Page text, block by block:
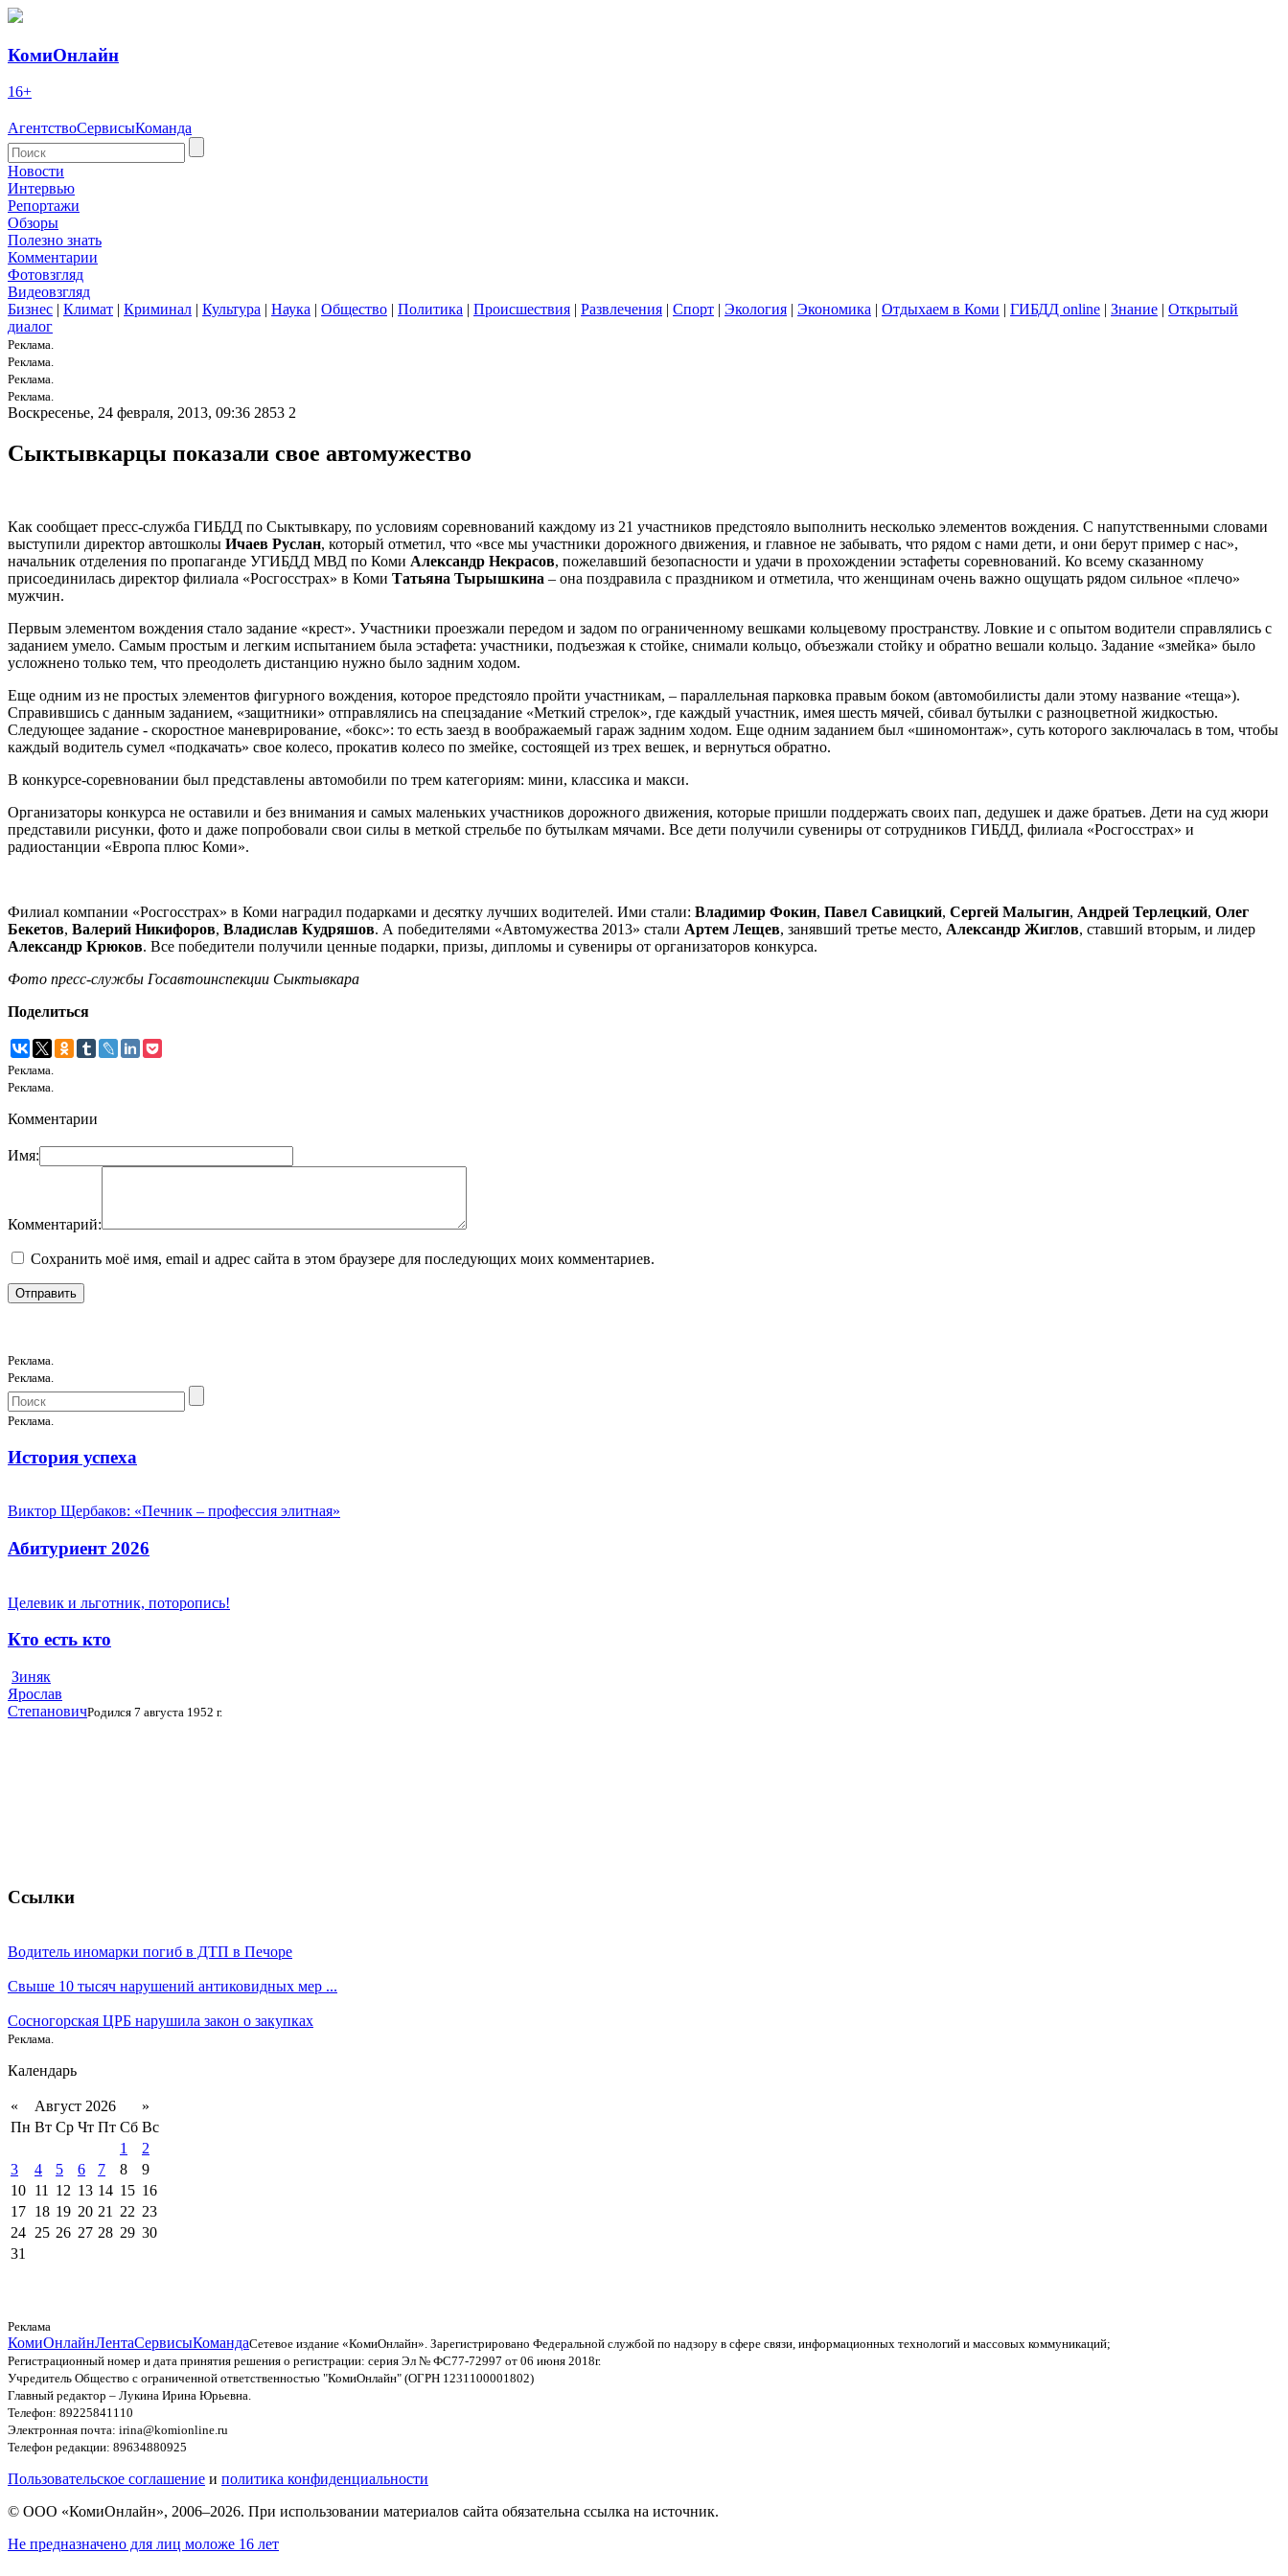
КомиОнлайн
16+
АгентствоСервисыКоманда
Новости
Интервью
Репортажи
Обзоры
Полезно знать
Комментарии
Фотовзгляд
Видеовзгляд
Бизнес | Климат | Криминал | Культура | Наука | Общество | Политика | Происшествия | Развлечения | Спорт | Экология | Экономика | Отдыхаем в Коми | ГИБДД online | Знание | Открытый
диалог
Реклама.
Реклама.
Реклама.
Реклама.
Воскресенье, 24 февраля, 2013, 09:36 2853 2
Сыктывкарцы показали свое автомужество
Как сообщает пресс-служба ГИБДД по Сыктывкару, по условиям соревнований каждому из 21 участников предстояло выполнить несколько элементов вождения. С напутственными словами
выступили директор автошколы Ичаев Руслан, который отметил, что «все мы участники дорожного движения, и главное не забывать, что рядом с нами дети, и они берут пример с нас»,
начальник отделения по пропаганде УГИБДД МВД по Коми Александр Некрасов, пожелавший безопасности и удачи в прохождении эстафеты соревнований. Ко всему сказанному
присоединилась директор филиала «Росгосстрах» в Коми Татьяна Тырышкина – она поздравила с праздником и отметила, что женщинам очень важно ощущать рядом сильное «плечо»
мужчин.
Первым элементом вождения стало задание «крест». Участники проезжали передом и задом по ограниченному вешками кольцевому пространству. Ловкие и с опытом водители справлялись с
заданием умело. Самым простым и легким испытанием была эстафета: участники, подъезжая к стойке, снимали кольцо, объезжали стойку и обратно вешали кольцо. Задание «змейка» было
усложнено только тем, что преодолеть дистанцию нужно было задним ходом.
Еще одним из не простых элементов фигурного вождения, которое предстояло пройти участникам, – параллельная парковка правым боком (автомобилисты дали этому название «теща»).
Справившись с данным заданием, «защитники» отправлялись на спецзадание «Меткий стрелок», где каждый участник, имея шесть мячей, сбивал бутылки с разноцветной жидкостью.
Следующее задание - скоростное маневрирование, «бокс»: то есть заезд в воображаемый гараж задним ходом. Еще одним заданием был «шиномонтаж», суть которого заключалась в том, чтобы
каждый водитель сумел «подкачать» свое колесо, прокатив колесо по змейке, состоящей из трех вешек, и вернуться обратно.
В конкурсе-соревновании был представлены автомобили по трем категориям: мини, классика и макси.
Организаторы конкурса не оставили и без внимания и самых маленьких участников дорожного движения, которые пришли поддержать своих пап, дедушек и даже братьев. Дети на суд жюри
представили рисунки, фото и даже попробовали свои силы в меткой стрельбе по бутылкам мячами. Все дети получили сувениры от сотрудников ГИБДД, филиала «Росгосстрах» и
радиостанции «Европа плюс Коми».
Филиал компании «Росгосстрах» в Коми наградил подарками и десятку лучших водителей. Ими стали: Владимир Фокин, Павел Савицкий, Сергей Малыгин, Андрей Терлецкий, Олег
Бекетов, Валерий Никифоров, Владислав Кудряшов. А победителями «Автомужества 2013» стали Артем Лещев, занявший третье место, Александр Жиглов, ставший вторым, и лидер
Александр Крюков. Все победители получили ценные подарки, призы, дипломы и сувениры от организаторов конкурса.
Фото пресс-службы Госавтоинспекции Сыктывкара
Поделиться
Реклама.
Реклама.
Комментарии
Имя:
Комментарий:
Сохранить моё имя, email и адрес сайта в этом браузере для последующих моих комментариев.
Реклама.
Реклама.
Реклама.
История успеха
Виктор Щербаков: «Печник – профессия элитная»
Абитуриент 2026
Целевик и льготник, поторопись!
Кто есть кто
Зиняк
Ярослав
СтепановичРодился 7 августа 1952 г.
Ссылки
Водитель иномарки погиб в ДТП в Печоре
Свыше 10 тысяч нарушений антиковидных мер ...
Сосногорская ЦРБ нарушила закон о закупках
Реклама.
Календарь
« Август 2026
»
Пн Вт Ср Чт Пт Сб Вс
1
2
3
4 5 6 7 8
9
10 11 12 13 14 15 16
17 18 19 20 21 22 23
24 25 26 27 28 29 30
31
Реклама
КомиОнлайнЛентаСервисыКомандаСетевое издание «КомиОнлайн». Зарегистрировано Федеральной службой по надзору в сфере связи, информационных технологий и массовых коммуникаций;
Регистрационный номер и дата принятия решения о регистрации: серия Эл № ФС77-72997 от 06 июня 2018г.
Учредитель Общество с ограниченной ответственностью "КомиОнлайн" (ОГРН 1231100001802)
Главный редактор – Лукина Ирина Юрьевна.
Телефон: 89225841110
Электронная почта: irina@komionline.ru
Телефон редакции: 89634880925
Пользовательское соглашение и политика конфиденциальности
© ООО «КомиОнлайн», 2006–2026. При использовании материалов сайта обязательна ссылка на источник.
Не предназначено для лиц моложе 16 лет